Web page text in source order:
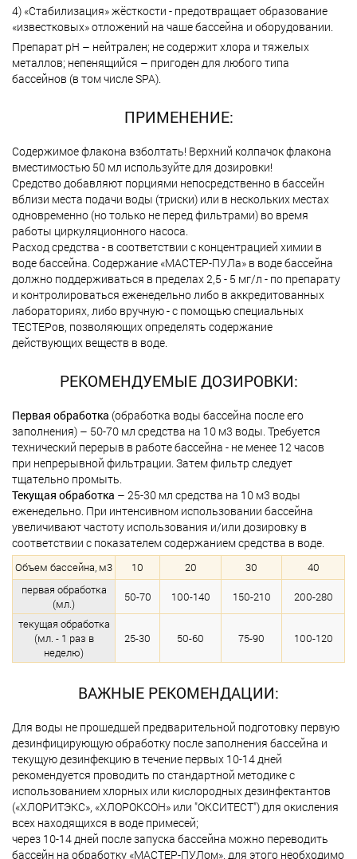
4) «Стабилизация» жёсткости - предотвращает образование
«известковых» отложений на чаше бассейна и оборудовании.
Препарат рН – нейтрален; не содержит хлора и тяжелых
металлов; непенящийся – пригоден для любого типа
бассейнов (в том числе SPA).
ПРИМЕНЕНИЕ:
Содержимое флакона взболтать! Верхний колпачок флакона
вместимостью 50 мл используйте для дозировки!
Средство добавляют порциями непосредственно в бассейн
вблизи места подачи воды (триски) или в нескольких местах
одновременно (но только не перед фильтрами) во время
работы циркуляционного насоса.
Расход средства - в соответствии с концентрацией химии в
воде бассейна. Содержание «МАСТЕР-ПУЛа» в воде бассейна
должно поддерживаться в пределах 2,5 - 5 мг/л - по препарату
и контролироваться еженедельно либо в аккредитованных
лабораториях, либо вручную - с помощью специальных
ТЕСТЕРов, позволяющих определять содержание
действующих веществ в воде.
РЕКОМЕНДУЕМЫЕ ДОЗИРОВКИ:
Первая обработка (обработка воды бассейна после его
заполнения) – 50-70 мл средства на 10 м3 воды. Требуется
технический перерыв в работе бассейна - не менее 12 часов
при непрерывной фильтрации. Затем фильтр следует
тщательно промыть.
Текущая обработка – 25-30 мл средства на 10 м3 воды
еженедельно. При интенсивном использовании бассейна
увеличивают частоту использования и/или дозировку в
соответствии с показателем содержанием средства в воде.
Объем бассейна, м3 10 20 30
40
первая обработка
(мл.)
50-70 100-140 150-210
200-280
текущая обработка
(мл. - 1 раз в
неделю)
25-30 50-60 75-90 100-120
ВАЖНЫЕ РЕКОМЕНДАЦИИ:
Для воды не прошедшей предварительной подготовку первую
дезинфицирующую обработку после заполнения бассейна и
текущую дезинфекцию в течение первых 10-14 дней
рекомендуется проводить по стандартной методике с
использованием хлорных или кислородных дезинфектантов
(«ХЛОРИТЭКС», «ХЛОРОКСОН» или "ОКСИТЕСТ") для окисления
всех находящихся в воде примесей;
через 10-14 дней после запуска бассейна можно переводить
бассейн на обработку «МАСТЕР-ПУЛом», для этого необходимо